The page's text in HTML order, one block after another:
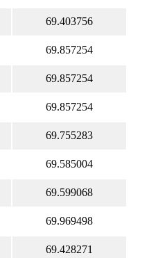
69.403756
69.857254
69.857254
69.857254
69.755283
69.585004
69.599068
69.969498
69.428271